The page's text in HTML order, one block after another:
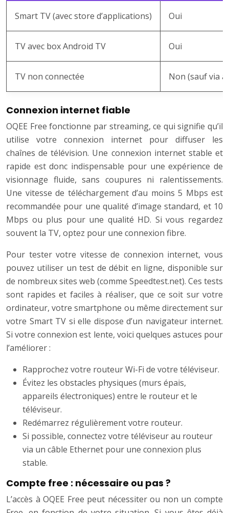
Smart TV (avec store d’applications) Oui
TV avec box Android TV Oui
TV non connectée Non (sauf via
Connexion internet fiable
OQEE Free fonctionne par streaming, ce qui signifie qu’il
utilise votre connexion internet pour diffuser les
chaînes de télévision. Une connexion internet stable et
rapide est donc indispensable pour une expérience de
visionnage fluide, sans coupures ni ralentissements.
Une vitesse de téléchargement d’au moins 5 Mbps est
recommandée pour une qualité d’image standard, et 10
Mbps ou plus pour une qualité HD. Si vous regardez
souvent la TV, optez pour une connexion fibre.
Pour tester votre vitesse de connexion internet, vous
pouvez utiliser un test de débit en ligne, disponible sur
de nombreux sites web (comme Speedtest.net). Ces tests
sont rapides et faciles à réaliser, que ce soit sur votre
ordinateur, votre smartphone ou même directement sur
votre Smart TV si elle dispose d’un navigateur internet.
Si votre connexion est lente, voici quelques astuces pour
l’améliorer :
Rapprochez votre routeur Wi-Fi de votre téléviseur.
Évitez les obstacles physiques (murs épais,
appareils électroniques) entre le routeur et le
téléviseur.
Redémarrez régulièrement votre routeur.
Si possible, connectez votre téléviseur au routeur
via un câble Ethernet pour une connexion plus
stable.
Compte free : nécessaire ou pas ?
L’accès à OQEE Free peut nécessiter ou non un compte